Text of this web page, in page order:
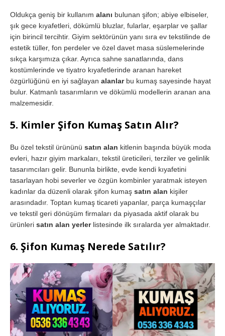
Oldukça geniş bir kullanım alanı bulunan şifon; abiye elbiseler,
şık gece kıyafetleri, dökümlü bluzlar, fularlar, eşarplar ve şallar
için birincil tercihtir. Giyim sektörünün yanı sıra ev tekstilinde de
estetik tüller, fon perdeler ve özel davet masa süslemelerinde
sıkça karşımıza çıkar. Ayrıca sahne sanatlarında, dans
kostümlerinde ve tiyatro kıyafetlerinde aranan hareket
özgürlüğünü en iyi sağlayan alanlarbu kumaş sayesinde hayat
bulur. Katmanlı tasarımların ve dökümlü modellerin aranan ana
malzemesidir.
5. Kimler Şifon Kumaş Satın Alır?
Bu özel tekstil ürününü satın alan kitlenin başında büyük moda
evleri, hazır giyim markaları, tekstil üreticileri, terziler ve gelinlik
tasarımcıları gelir. Bununla birlikte, evde kendi kıyafetini
tasarlayan hobi severler ve özgün kombinler yaratmak isteyen
kadınlar da düzenli olarak şifon kumaş satın alan kişiler
arasındadır. Toptan kumaş ticareti yapanlar, parça kumaşçılar
ve tekstil geri dönüşüm firmaları da piyasada aktif olarak bu
ürünleri satın alan yerlerlistesinde ilk sıralarda yer almaktadır.
6. Şifon Kumaş Nerede Satılır?